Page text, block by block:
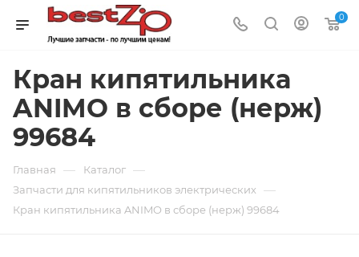
0
Кран кипятильника
ANIMO в сборе (нерж)
99684
Главная — Каталог —
Запчасти для кипятильников электрических —
Кран кипятильника ANIMO в сборе (нерж) 99684